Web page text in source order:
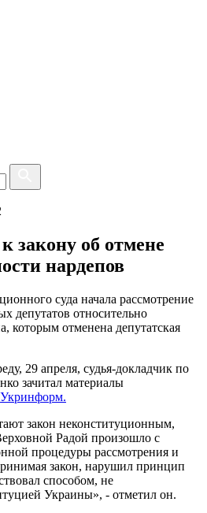
закону об отмене
нардепов
суда начала рассмотрение
депутатов относительно
которым отменена депутатская
29 апреля, судья-докладчик по
зачитал материалы
Укринформ.
закон неконституционным,
Радой произошло с
процедуры рассмотрения и
закон, нарушил принцип
способом, не
Украины», - отметил он.